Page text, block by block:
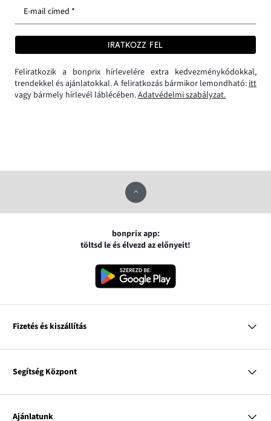
E-mail címed *
IRATKOZZ FEL
Feliratkozik a bonprix hírlevelére extra kedvezménykódokkal,
trendekkel és ajánlatokkal. A feliratkozás bármikor lemondható: itt
vagy bármely hírlevél láblécében.Adatvédelmi szabályzat.
bonprix app:
töltsd le és élvezd az előnyeit!
Fizetés és kiszállítás
VISA
Apple pay
Magyar Posta
Segítség Központ
Kiszállítás és fizetési módok
Ajánlatunk